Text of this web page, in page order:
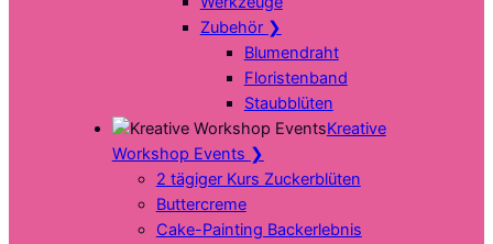
Zubehör ❯
Blumendraht
Floristenband
Staubblüten
Kreative
Workshop Events ❯
2 tägiger Kurs Zuckerblüten
Buttercreme
Cake-Painting Backerlebnis